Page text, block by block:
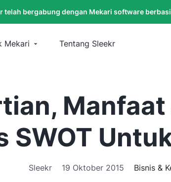
telah bergabung dengan Mekari software
Mekari Tentang Sleekr
SWOT
Sleekr 19 Oktober 2015 Bisnis &